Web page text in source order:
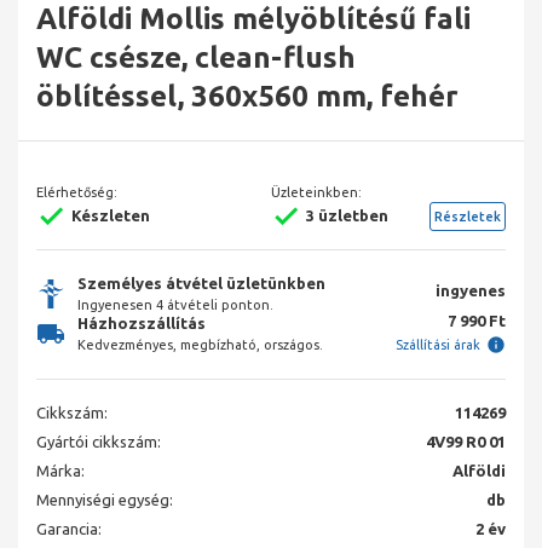
Alföldi Mollis mélyöblítésű fali
WC csésze, clean-flush
öblítéssel, 360x560 mm, fehér
Elérhetőség:
Készleten
Üzleteinkben:
3 üzletben Részletek
Személyes átvétel üzletünkben
Ingyenesen 4 átvételi ponton.
ingyenes
Házhozszállítás
Kedvezményes, megbízható, országos.
7 990 Ft
Szállítási árak
Cikkszám:
114269
Gyártói cikkszám:
4V99 R0 01
Márka:
Alföldi
Mennyiségi egység:
db
Garancia:
2 év